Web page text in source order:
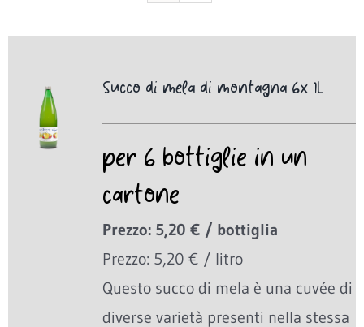
Succo di mela di montagna 6x 1L
per 6 bottiglie in un
cartone
Prezzo: 5,20 € / bottiglia
Prezzo: 5,20 € / litro
Questo succo di mela è una cuvée di
diverse varietà presenti nella stessa